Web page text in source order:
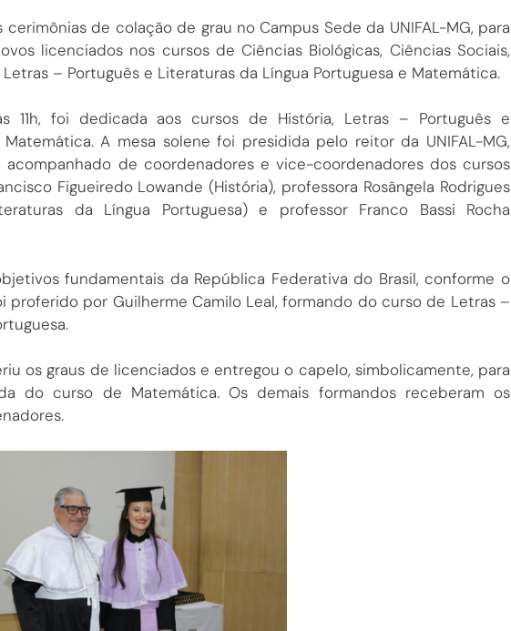
de colação de grau no Campus Sede da UNIFAL-MG, para
licenciados nos cursos de Ciências Biológicas, Ciências Sociais,
Letras – Português e Literaturas da Língua Portuguesa e Matemática.
11h, foi dedicada aos cursos de História, Letras – Português e
A mesa solene foi presidida pelo reitor da UNIFAL-MG,
acompanhado de coordenadores e vice-coordenadores dos cursos
Figueiredo Lowande (História), professora Rosângela Rodrigues
da Língua Portuguesa) e professor Franco Bassi Rocha
fundamentais da República Federativa do Brasil, conforme o
proferido por Guilherme Camilo Leal, formando do curso de Letras –
os graus de licenciados e entregou o capelo, simbolicamente, para
do curso de Matemática. Os demais formandos receberam os